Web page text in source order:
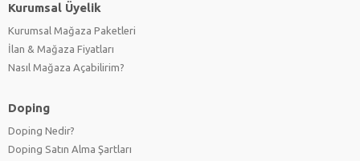
Kurumsal Üyelik
Kurumsal Mağaza Paketleri
İlan & Mağaza Fiyatları
Nasıl Mağaza Açabilirim?
Doping
Doping Nedir?
Doping Satın Alma Şartları